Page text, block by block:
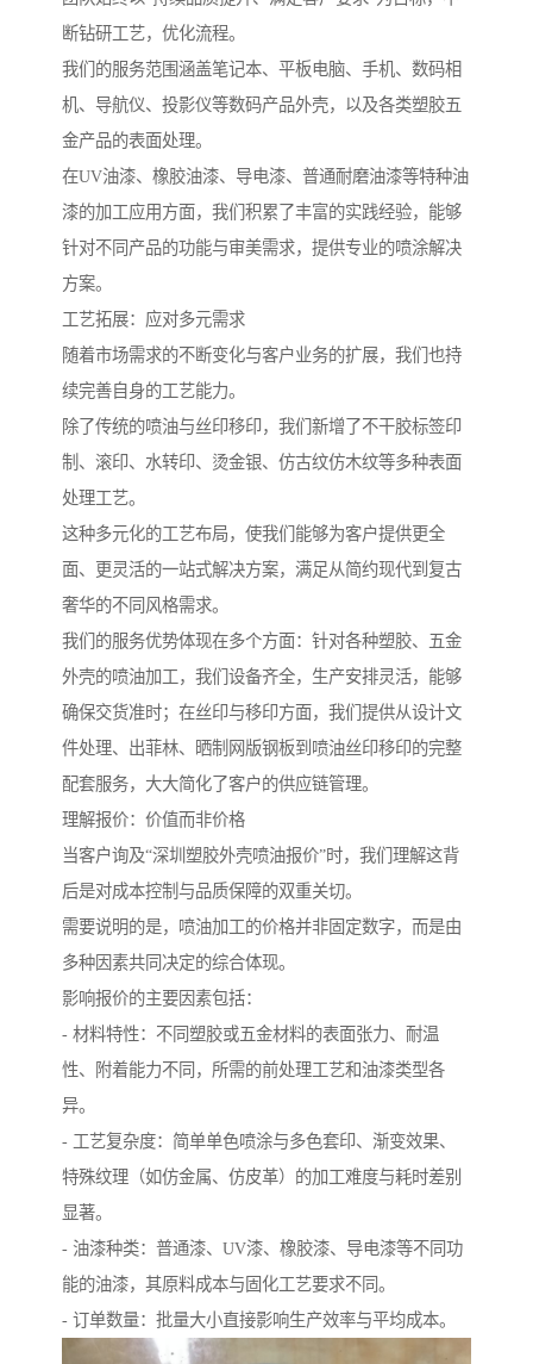
断钻研工艺，优化流程。
我们的服务范围涵盖笔记本、平板电脑、手机、数码相
机、导航仪、投影仪等数码产品外壳，以及各类塑胶五
金产品的表面处理。
在UV油漆、橡胶油漆、导电漆、普通耐磨油漆等特种油
漆的加工应用方面，我们积累了丰富的实践经验，能够
针对不同产品的功能与审美需求，提供专业的喷涂解决
方案。
工艺拓展：应对多元需求
随着市场需求的不断变化与客户业务的扩展，我们也持
续完善自身的工艺能力。
除了传统的喷油与丝印移印，我们新增了不干胶标签印
制、滚印、水转印、烫金银、仿古纹仿木纹等多种表面
处理工艺。
这种多元化的工艺布局，使我们能够为客户提供更全
面、更灵活的一站式解决方案，满足从简约现代到复古
奢华的不同风格需求。
我们的服务优势体现在多个方面：针对各种塑胶、五金
外壳的喷油加工，我们设备齐全，生产安排灵活，能够
确保交货准时；在丝印与移印方面，我们提供从设计文
件处理、出菲林、晒制网版钢板到喷油丝印移印的完整
配套服务，大大简化了客户的供应链管理。
理解报价：价值而非价格
当客户询及“深圳塑胶外壳喷油报价”时，我们理解这背
后是对成本控制与品质保障的双重关切。
需要说明的是，喷油加工的价格并非固定数字，而是由
多种因素共同决定的综合体现。
影响报价的主要因素包括：
- 材料特性：不同塑胶或五金材料的表面张力、耐温
性、附着能力不同，所需的前处理工艺和油漆类型各
异。
- 工艺复杂度：简单单色喷涂与多色套印、渐变效果、
特殊纹理（如仿金属、仿皮革）的加工难度与耗时差别
显著。
- 油漆种类：普通漆、UV漆、橡胶漆、导电漆等不同功
能的油漆，其原料成本与固化工艺要求不同。
- 订单数量：批量大小直接影响生产效率与平均成本。